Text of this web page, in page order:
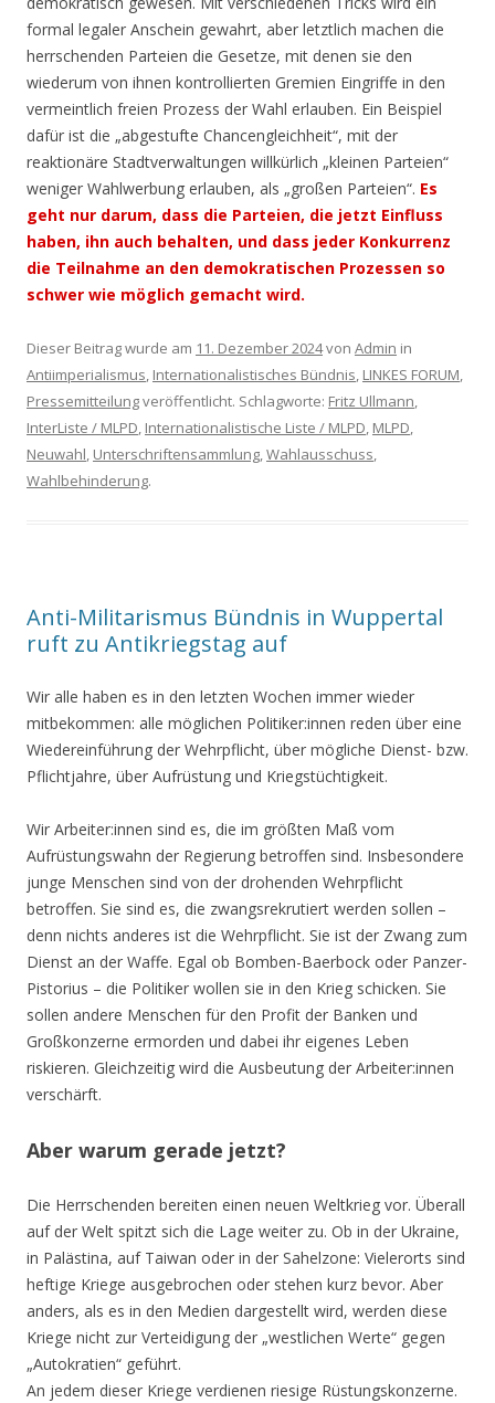
formal legaler Anschein gewahrt, aber letztlich machen die
herrschenden Parteien die Gesetze, mit denen sie den
wiederum von ihnen kontrollierten Gremien Eingriffe in den
vermeintlich freien Prozess der Wahl erlauben. Ein Beispiel
dafür ist die „abgestufte Chancengleichheit“, mit der
reaktionäre Stadtverwaltungen willkürlich „kleinen Parteien“
weniger Wahlwerbung erlauben, als „großen Parteien“. Es
geht nur darum, dass die Parteien, die jetzt Einfluss
haben, ihn auch behalten, und dass jeder Konkurrenz
die Teilnahme an den demokratischen Prozessen so
schwer wie möglich gemacht wird.
Dieser Beitrag wurde am 11. Dezember 2024von Admin in
Antiimperialismus, Internationalistisches Bündnis, LINKES FORUM,
Pressemitteilungveröffentlicht. Schlagworte: Fritz Ullmann,
InterListe / MLPD, Internationalistische Liste / MLPD, MLPD,
Neuwahl, Unterschriftensammlung,Wahlausschuss,
Wahlbehinderung.
Anti-Militarismus Bündnis in Wuppertal
ruft zu Antikriegstag auf
Wir alle haben es in den letzten Wochen immer wieder
mitbekommen: alle möglichen Politiker:innen reden über eine
Wiedereinführung der Wehrpflicht, über mögliche Dienst- bzw.
Pflichtjahre, über Aufrüstung und Kriegstüchtigkeit.
Wir Arbeiter:innen sind es, die im größten Maß vom
Aufrüstungswahn der Regierung betroffen sind. Insbesondere
junge Menschen sind von der drohenden Wehrpflicht
betroffen. Sie sind es, die zwangsrekrutiert werden sollen –
denn nichts anderes ist die Wehrpflicht. Sie ist der Zwang zum
Dienst an der Waffe. Egal ob Bomben-Baerbock oder Panzer-
Pistorius – die Politiker wollen sie in den Krieg schicken. Sie
sollen andere Menschen für den Profit der Banken und
Großkonzerne ermorden und dabei ihr eigenes Leben
riskieren. Gleichzeitig wird die Ausbeutung der Arbeiter:innen
verschärft.
Aber warum gerade jetzt?
Die Herrschenden bereiten einen neuen Weltkrieg vor. Überall
auf der Welt spitzt sich die Lage weiter zu. Ob in der Ukraine,
in Palästina, auf Taiwan oder in der Sahelzone: Vielerorts sind
heftige Kriege ausgebrochen oder stehen kurz bevor. Aber
anders, als es in den Medien dargestellt wird, werden diese
Kriege nicht zur Verteidigung der „westlichen Werte“ gegen
„Autokratien“ geführt.
An jedem dieser Kriege verdienen riesige Rüstungskonzerne.